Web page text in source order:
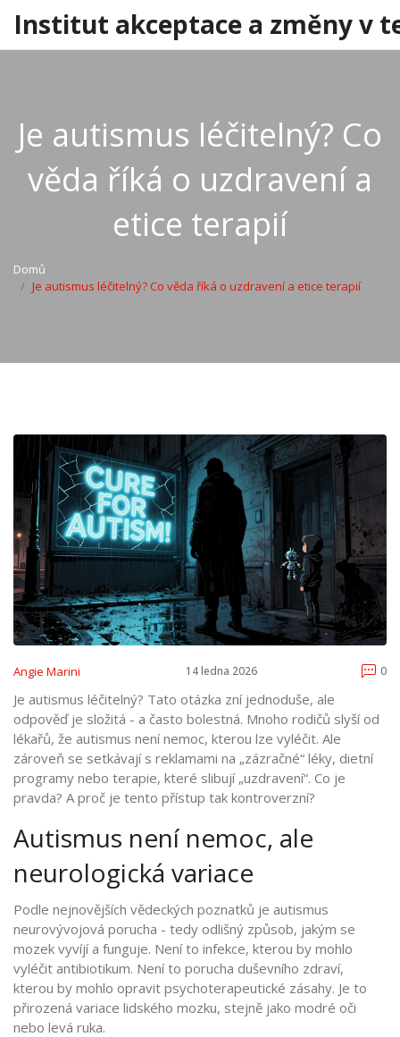
Institut akceptace a změny v
Je autismus léčitelný? Co
věda říká o uzdravení a
etice terapií
Domů
Je autismus léčitelný? Co věda říká o uzdravení a etice terapií
Angie Marini 14 ledna 2026 0
Je autismus léčitelný? Tato otázka zní jednoduše, ale
odpověď je složitá - a často bolestná. Mnoho rodičů slyší od
lékařů, že autismus není nemoc, kterou lze vyléčit. Ale
zároveň se setkávají s reklamami na „zázračné“ léky, dietní
programy nebo terapie, které slibují „uzdravení“. Co je
pravda? A proč je tento přístup tak kontroverzní?
Autismus není nemoc, ale
neurologická variace
Podle nejnovějších vědeckých poznatků je autismus
neurovývojová porucha - tedy odlišný způsob, jakým se
mozek vyvíjí a funguje. Není to infekce, kterou by mohlo
vyléčit antibiotikum. Není to porucha duševního zdraví,
kterou by mohlo opravit psychoterapeutické zásahy. Je to
přirozená variace lidského mozku, stejně jako modré oči
nebo levá ruka.